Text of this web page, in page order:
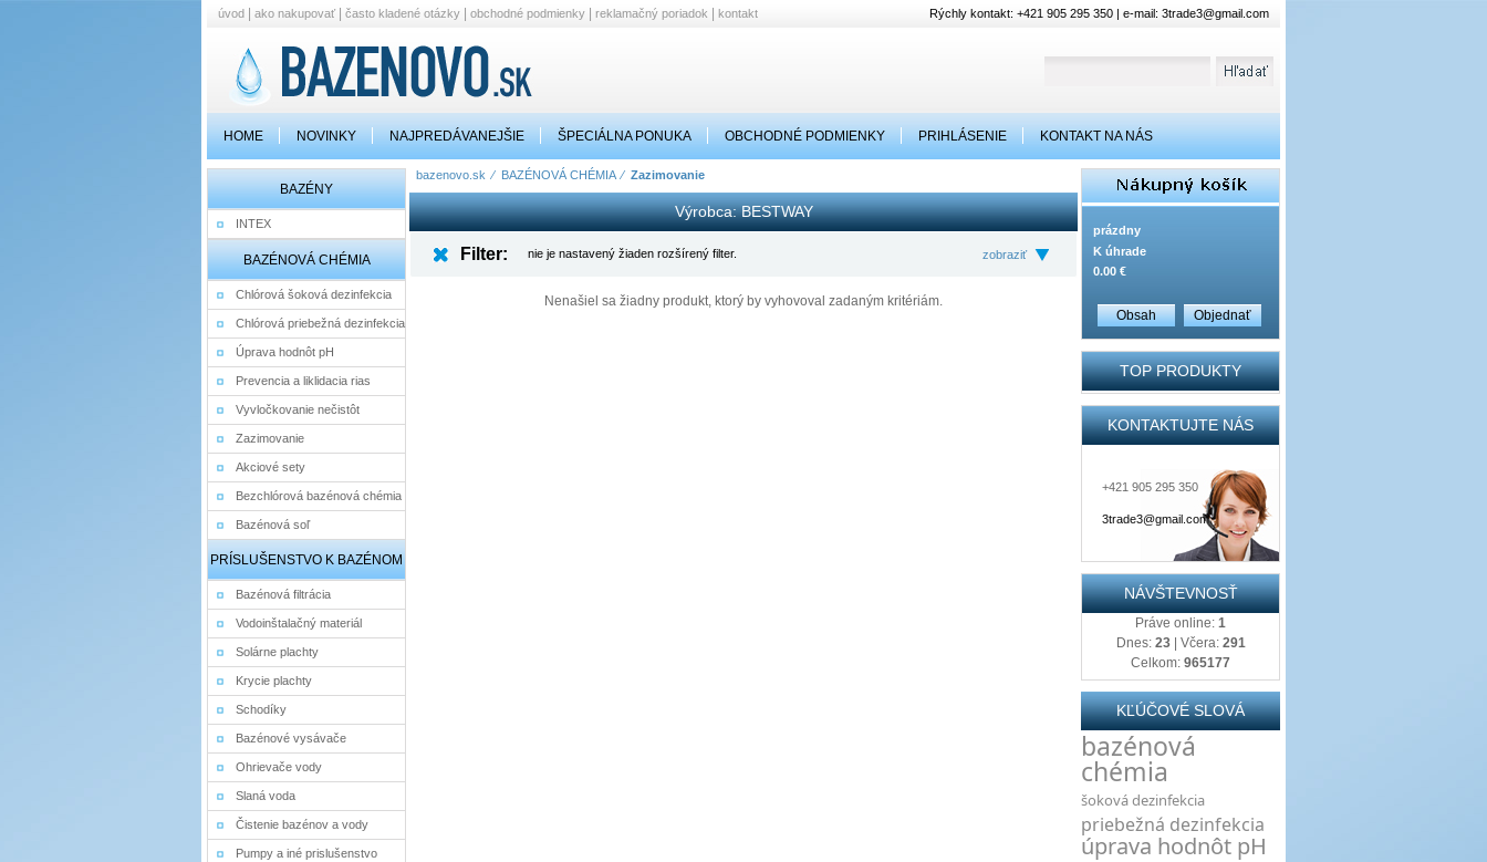
úvod ako nakupovať často kladené otázky obchodné podmienky reklamačný poriadok kontakt Rýchly kontakt: +421 905 295 350 | e-mail: 3trade3@gmail.com
HOME NOVINKY NAJPREDÁVANEJŠIE ŠPECIÁLNA PONUKA OBCHODNÉ PODMIENKY PRIHLÁSENIE KONTAKT NA NÁS
BAZÉNY
INTEX
BAZÉNOVÁ CHÉMIA
Chlórová šoková dezinfekcia
Chlórová priebežná dezinfekcia
Úprava hodnôt pH
Prevencia a liklidacia rias
Vyvločkovanie nečistôt
Zazimovanie
Akciové sety
Bezchlórová bazénová chémia
Bazénová soľ
PRÍSLUŠENSTVO K BAZÉNOM
Bazénová filtrácia
Vodoinštalačný materiál
Solárne plachty
Krycie plachty
Schodíky
Bazénové vysávače
Ohrievače vody
Slaná voda
Čistenie bazénov a vody
Pumpy a iné prislušenstvo
bazenovo.sk ⁄ BAZÉNOVÁ CHÉMIA ⁄ Zazimovanie
Výrobca: BESTWAY
Filter: nie je nastavený žiaden rozšírený filter. zobraziť
Nenašiel sa žiadny produkt, ktorý by vyhovoval zadaným kritériám.
prázdny
K úhrade
0.00 €
Obsah Objednať
TOP PRODUKTY
KONTAKTUJTE NÁS
+421 905 295 350
3trade3@gmail.com
NÁVŠTEVNOSŤ
Práve online: 1
Dnes: 23| Včera: 291
Celkom: 965177
KĽÚČOVÉ SLOVÁ
bazénová
chémia
šoková dezinfekcia
priebežná dezinfekcia
úprava hodnôt pH